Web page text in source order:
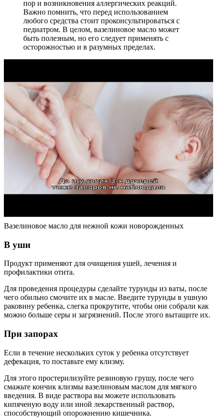
пор и возникновения аллергических реакций.
Важно помнить, что перед использованием
любого средства стоит проконсультироваться с
педиатром. В целом, вазелиновое масло может
быть полезным, но его следует применять с
осторожностью и в разумных пределах.
Вазелиновое масло для нежной кожи новорожденных
В уши
Продукт применяют для очищения ушей, лечения и
профилактики отита.
Для проведения процедуры сделайте турунды из ваты, после
чего обильно смочите их в масле. Введите турунды в ушную
раковину ребенка, слегка прокрутите, чтобы они собрали как
можно больше серы и загрязнений. После этого вытащите их.
При запорах
Если в течение нескольких суток у ребенка отсутствует
дефекация, то поставьте ему клизму.
Для этого простерилизуйте резиновую грушу, после чего
смажьте кончик клизмы вазелиновым маслом для мягкого
введения. В виде раствора вы можете использовать
кипяченую воду или иной лекарственный раствор,
способствующий опорожнению кишечника.